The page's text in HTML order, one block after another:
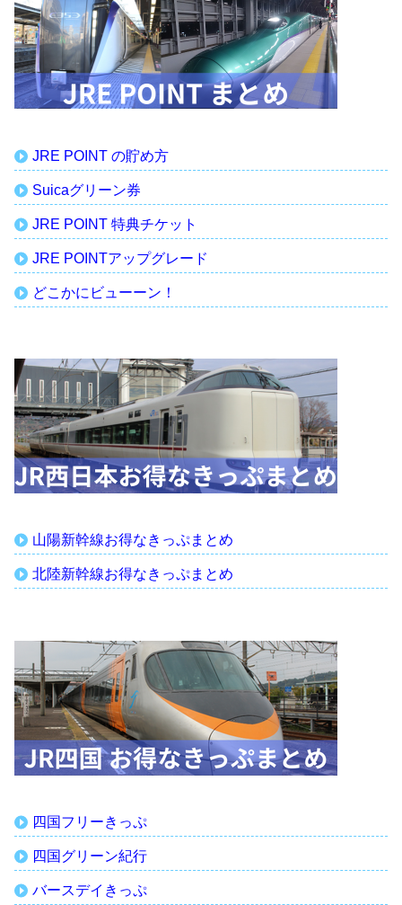
JRE POINT の貯め方
Suicaグリーン券
JRE POINT 特典チケット
JRE POINTアップグレード
どこかにビューーン！
山陽新幹線お得なきっぷまとめ
北陸新幹線お得なきっぷまとめ
四国フリーきっぷ
四国グリーン紀行
バースデイきっぷ